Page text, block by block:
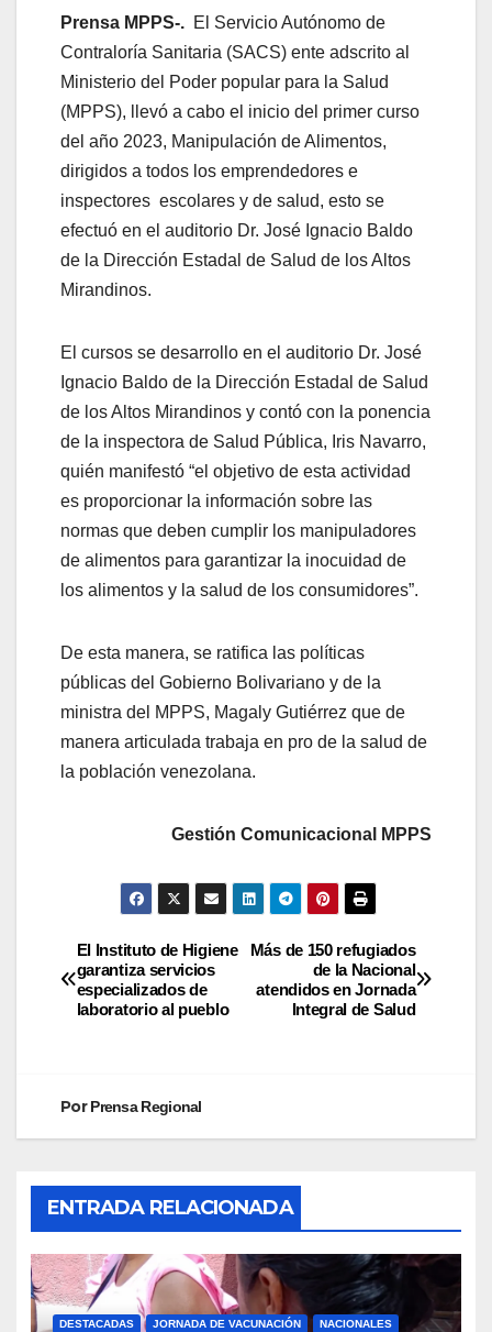
Prensa MPPS-. El Servicio Autónomo de
Contraloría Sanitaria (SACS) ente adscrito al
Ministerio del Poder popular para la Salud
(MPPS), llevó a cabo el inicio del primer curso
del año 2023, Manipulación de Alimentos,
dirigidos a todos los emprendedores e
inspectores escolares y de salud, esto se
efectuó en el auditorio Dr. José Ignacio Baldo
de la Dirección Estadal de Salud de los Altos
Mirandinos.
El cursos se desarrollo en el auditorio Dr. José
Ignacio Baldo de la Dirección Estadal de Salud
de los Altos Mirandinos y contó con la ponencia
de la inspectora de Salud Pública, Iris Navarro,
quién manifestó “el objetivo de esta actividad
es proporcionar la información sobre las
normas que deben cumplir los manipuladores
de alimentos para garantizar la inocuidad de
los alimentos y la salud de los consumidores”.
De esta manera, se ratifica las políticas
públicas del Gobierno Bolivariano y de la
ministra del MPPS, Magaly Gutiérrez que de
manera articulada trabaja en pro de la salud de
la población venezolana.
Gestión Comunicacional MPPS
Más de 150 refugiados
de la Nacional
atendidos en Jornada
Integral de Salud
El Instituto de Higiene
garantiza servicios
especializados de
laboratorio al pueblo
PorPrensa Regional
ENTRADA RELACIONADA
DESTACADAS JORNADA DE VACUNACIÓN
NACIONALES